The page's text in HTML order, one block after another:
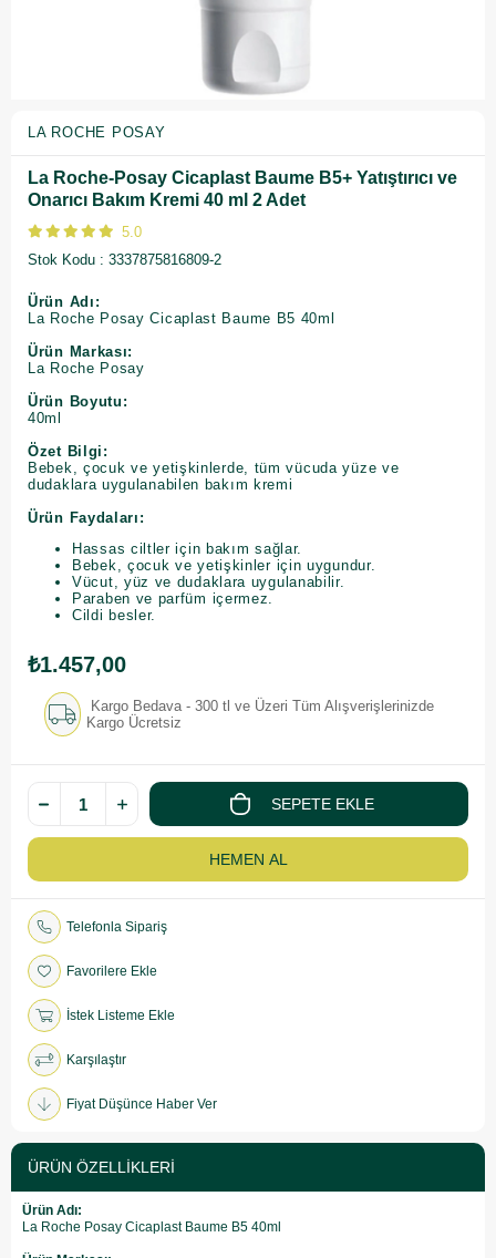
LA ROCHE POSAY
La Roche-Posay Cicaplast Baume B5+ Yatıştırıcı ve
Onarıcı Bakım Kremi 40 ml 2 Adet
5.0
Stok Kodu
3337875816809-2
Ürün Adı:
La Roche Posay Cicaplast Baume B5 40ml
Ürün Markası:
La Roche Posay
Ürün Boyutu:
40ml
Özet Bilgi:
Bebek, çocuk ve yetişkinlerde, tüm vücuda yüze ve
dudaklara uygulanabilen bakım kremi
Ürün Faydaları:
Hassas ciltler için bakım sağlar.
Bebek, çocuk ve yetişkinler için uygundur.
Vücut, yüz ve dudaklara uygulanabilir.
Paraben ve parfüm içermez.
Cildi besler.
₺1.457,00
Kargo Bedava - 300 tl ve Üzeri Tüm Alışverişlerinizde
Kargo Ücretsiz
Telefonla Sipariş
Favorilere Ekle
İstek Listeme Ekle
Karşılaştır
Fiyat Düşünce Haber Ver
ÜRÜN ÖZELLIKLERI
Ürün Adı:
La Roche Posay Cicaplast Baume B5 40ml